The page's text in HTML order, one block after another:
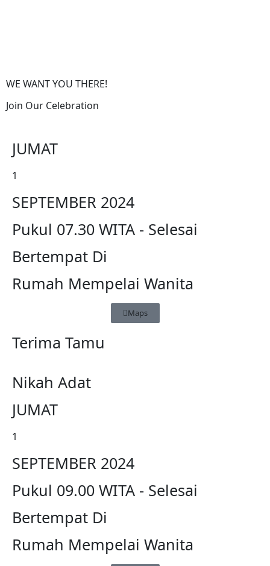
WE WANT YOU THERE!
Join Our Celebration
JUMAT
1
SEPTEMBER 2024
Pukul 07.30 WITA - Selesai
Bertempat Di
Rumah Mempelai Wanita
Maps
Terima Tamu
Nikah Adat
JUMAT
1
SEPTEMBER 2024
Pukul 09.00 WITA - Selesai
Bertempat Di
Rumah Mempelai Wanita